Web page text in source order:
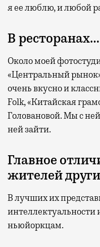
я ее люблю, и любой
В ресторанах…
Около моей
«Центральный
очень вкусно и
Folk, «Китайская
Головановой. Мы с
ней зайти.
Главное
жителей
В лучших их
ньюйоркцам.